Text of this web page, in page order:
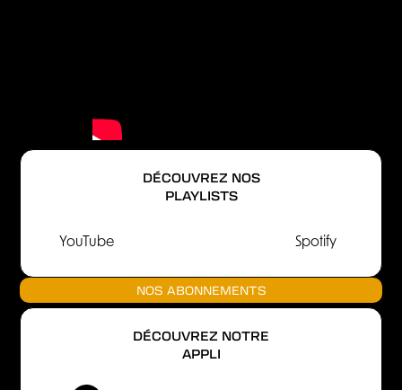
DÉCOUVREZ NOS
PLAYLISTS
YouTube Spotify
NOS ABONNEMENTS
DÉCOUVREZ NOTRE
APPLI